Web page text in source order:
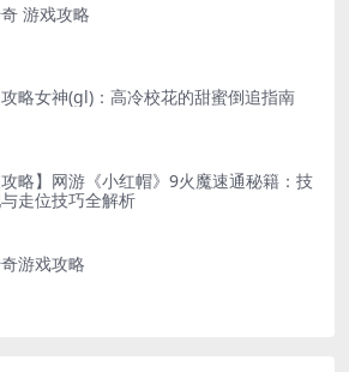
游戏攻略
略女神(gl)：高冷校花的甜蜜倒追指南
攻略】网游《小红帽》9火魔速通秘籍：技
走位技巧全解析
游戏攻略